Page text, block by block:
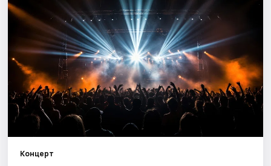
Квесты
Экскурсии
Спорт
События
Концерт